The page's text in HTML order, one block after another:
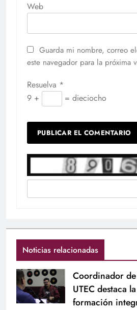
Web
Guarda mi nombre, correo
este navegador para la próxima
Resuelva *
9 +
= dieciocho
Noticias relacionadas
Coordinador
UTEC destaca
formación